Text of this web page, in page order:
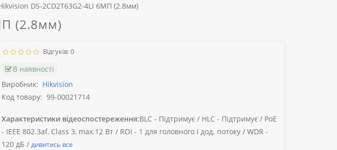
DS-2CD2T63G2-4LI 6МП (2.8мм)
(2.8мм)
Відгуків: 0
В наявності
Виробник: Hikvision
Код товару: 99-00021714
Характеристики відеоспостереження:BLC - Підтримує / HLC - Підтримує / PoE
- IEEE 802.3af, Class 3, max.12 Вт / ROI - 1 для головного і дод. потоку / WDR -
120 дБ / дивитись все